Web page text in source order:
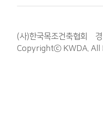
(사)한국목조건축협회
Copyrightⓒ KWDA. All